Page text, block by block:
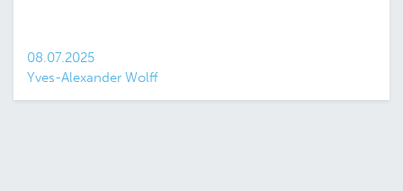
08.07.2025
Yves-Alexander Wolff